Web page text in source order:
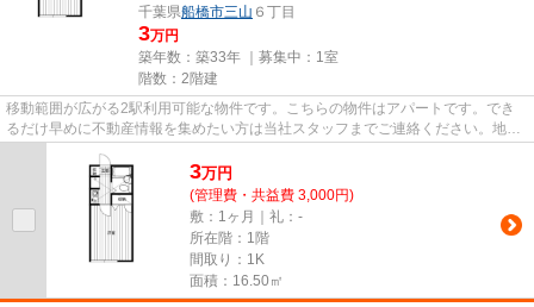
千葉県船橋市三山 ６丁目
3万円
築年数：築33年 ｜募集中： 1室
階数：2階建
移動範囲が広がる2駅利用可能な物件です。こちらの物件はアパートです。でき
るだけ早めに不動産情報を集めたい方は当社スタッフまでご連絡ください。地域
3万円
(管理費・共益費 3,000円)
敷：1ヶ月｜礼：-
所在階：1階
間取り：1K
面積：16.50㎡